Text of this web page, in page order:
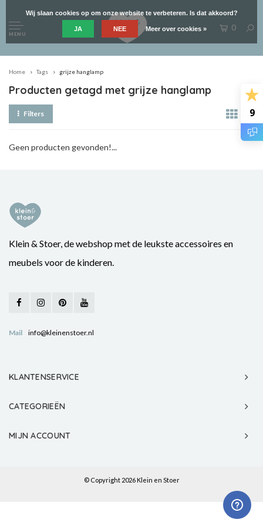
9
MENU
0
Home Tags grijze hanglamp
Producten getagd met grijze hanglamp
Filters
Geen producten gevonden!...
Klein & Stoer, de webshop met de leukste accessoires en
meubels voor de kinderen.
Mail info@kleinenstoer.nl
KLANTENSERVICE
CATEGORIEËN
MIJN ACCOUNT
© Copyright 2026 Klein en Stoer
Wij slaan cookies op om onze website te verbeteren. Is dat akkoord?
JA NEE Meer over cookies »